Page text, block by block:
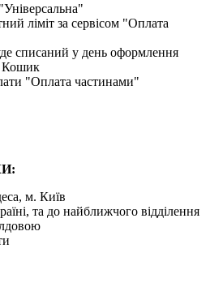
ліміт за сервісом "Оплата
списаний у день оформлення
Кошик
"Оплата частинами"
м. Київ
та до найближчого відділення